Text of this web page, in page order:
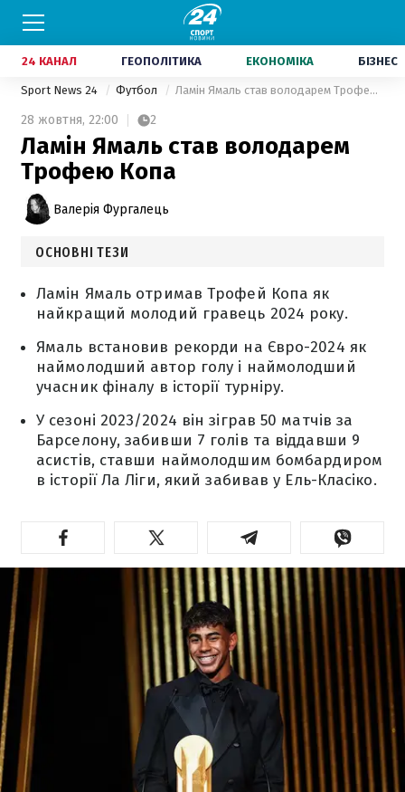
24 КАНАЛ ГЕОПОЛІТИКА ЕКОНОМІКА БІЗНЕС
Sport News 24 Футбол Ламін Ямаль став володарем Трофею Копа
28 жовтня, 22:00 2
Ламін Ямаль став володарем
Трофею Копа
Валерія Фургалець
ОСНОВНІ ТЕЗИ
Ламін Ямаль отримав Трофей Копа як
найкращий молодий гравець 2024 року.
Ямаль встановив рекорди на Євро-2024 як
наймолодший автор голу і наймолодший
учасник фіналу в історії турніру.
У сезоні 2023/2024 він зіграв 50 матчів за
Барселону, забивши 7 голів та віддавши 9
асистів, ставши наймолодшим бомбардиром
в історії Ла Ліги, який забивав у Ель-Класіко.